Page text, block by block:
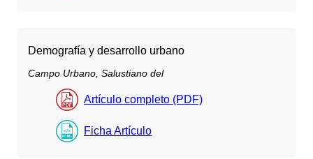
Demografía y desarrollo urbano
Campo Urbano, Salustiano del
Artículo completo (PDF)
Ficha Artículo